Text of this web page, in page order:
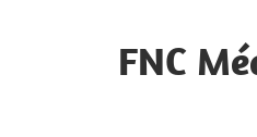
FNC